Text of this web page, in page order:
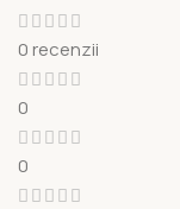
0 recenzii
0
0